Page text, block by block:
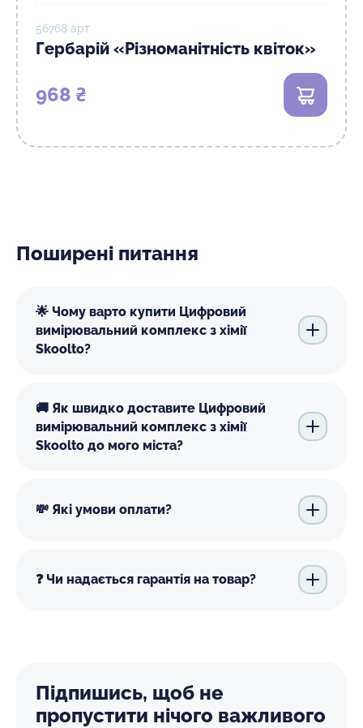
56768 арт
Гербарій «Різноманітність квіток»
968 ₴ В кошик
Поширені питання
🌟 Чому варто купити Цифровий
вимірювальний комплекс з хімії
Skoolto?
🚚 Як швидко доставите Цифровий
вимірювальний комплекс з хімії
Skoolto до мого міста?
💸 Які умови оплати?
❓ Чи надається гарантія на товар?
Підпишись, щоб не
пропустити нічого важливого